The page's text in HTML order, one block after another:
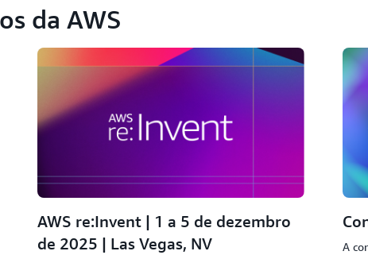
da AWS
AWS re:Invent | 1 a 5 de dezembro
de 2025 | Las Vegas, NV
A